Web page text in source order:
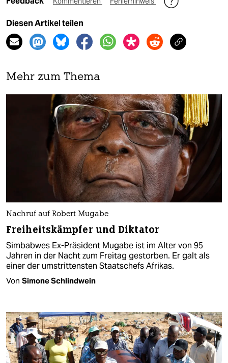
Diesen Artikel teilen
Mehr zum Thema
Nachruf auf Robert Mugabe
Freiheitskämpfer und Diktator
Simbabwes Ex-Präsident Mugabe ist im Alter von 95
Jahren in der Nacht zum Freitag gestorben. Er galt als
einer der umstrittensten Staatschefs Afrikas.
Von Simone Schlindwein